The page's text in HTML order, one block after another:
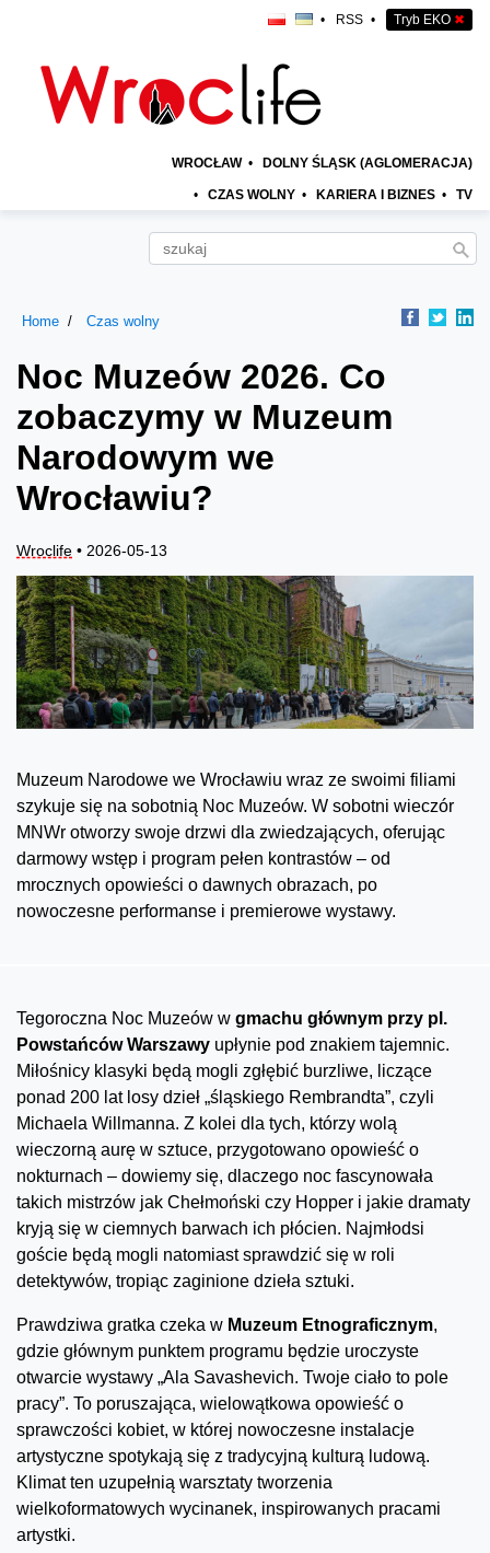
• RSS • Tryb EKO ✖
WROCŁAW • DOLNY ŚLĄSK (AGLOMERACJA)
• CZAS WOLNY • KARIERA I BIZNES • TV
Home Czas wolny
Noc Muzeów 2026. Co
zobaczymy w Muzeum
Narodowym we
Wrocławiu?
Wroclife • 2026-05-13
Muzeum Narodowe we Wrocławiu wraz ze swoimi filiami
szykuje się na sobotnią Noc Muzeów. W sobotni wieczór
MNWr otworzy swoje drzwi dla zwiedzających, oferując
darmowy wstęp i program pełen kontrastów – od
mrocznych opowieści o dawnych obrazach, po
nowoczesne performanse i premierowe wystawy.
Tegoroczna Noc Muzeów w gmachu głównym przy pl.
Powstańców Warszawy upłynie pod znakiem tajemnic.
Miłośnicy klasyki będą mogli zgłębić burzliwe, liczące
ponad 200 lat losy dzieł „śląskiego Rembrandta”, czyli
Michaela Willmanna. Z kolei dla tych, którzy wolą
wieczorną aurę w sztuce, przygotowano opowieść o
nokturnach – dowiemy się, dlaczego noc fascynowała
takich mistrzów jak Chełmoński czy Hopper i jakie dramaty
kryją się w ciemnych barwach ich płócien. Najmłodsi
goście będą mogli natomiast sprawdzić się w roli
detektywów, tropiąc zaginione dzieła sztuki.
Prawdziwa gratka czeka w Muzeum Etnograficznym,
gdzie głównym punktem programu będzie uroczyste
otwarcie wystawy „Ala Savashevich. Twoje ciało to pole
pracy”. To poruszająca, wielowątkowa opowieść o
sprawczości kobiet, w której nowoczesne instalacje
artystyczne spotykają się z tradycyjną kulturą ludową.
Klimat ten uzupełnią warsztaty tworzenia
wielkoformatowych wycinanek, inspirowanych pracami
artystki.